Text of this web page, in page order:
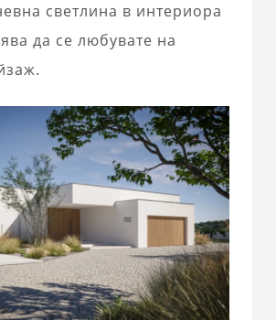
светлина в интериора
да се любувате на